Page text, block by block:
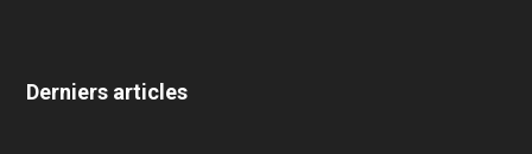
Derniers articles